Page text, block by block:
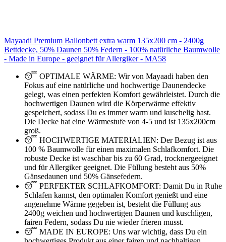
Mayaadi Premium Ballonbett extra warm 135x200 cm - 2400g
Bettdecke, 50% Daunen 50% Federn - 100% natürliche Baumwolle
- Made in Europe - geeignet für Allergiker - MA58
😴 OPTIMALE WÄRME: Wir von Mayaadi haben den
Fokus auf eine natürliche und hochwertige Daunendecke
gelegt, was einen perfekten Komfort gewährleistet. Durch die
hochwertigen Daunen wird die Körperwärme effektiv
gespeichert, sodass Du es immer warm und kuschelig hast.
Die Decke hat eine Wärmestufe von 4-5 und ist 135x200cm
groß.
😴 HOCHWERTIGE MATERIALIEN: Der Bezug ist aus
100 % Baumwolle für einen maximalen Schlafkomfort. Die
robuste Decke ist waschbar bis zu 60 Grad, trocknergeeignet
und für Allergiker geeignet. Die Füllung besteht aus 50%
Gänsedaunen und 50% Gänsefedern.
😴 PERFEKTER SCHLAFKOMFORT: Damit Du in Ruhe
Schlafen kannst, den optimalen Komfort genießt und eine
angenehme Wärme gegeben ist, besteht die Füllung aus
2400g weichen und hochwertigen Daunen und kuschligen,
fairen Federn, sodass Du nie wieder frieren musst.
😴 MADE IN EUROPE: Uns war wichtig, dass Du ein